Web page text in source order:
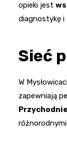
opieki jest
diagnostykę i
Sieć
W
zapewniają